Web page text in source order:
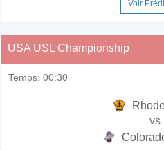
Voir
USA USL Championship
Temps: 00:30
vs